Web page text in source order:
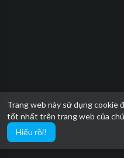
Trang web này sử dụng cookie
tốt nhất trên trang web của
Hiểu rồi!